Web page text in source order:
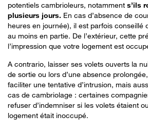
potentiels cambrioleurs, notamment s’ils
plusieurs jours. En cas d’absence de
heures en journée), il est parfois conseillé
au moins en partie. De l’extérieur, cette
l’impression que votre logement est
A contrario, laisser ses volets ouverts la
de sortie ou lors d’une absence
faciliter une tentative d’intrusion, mais
cas de cambriolage : certaines
refuser d’indemniser si les volets étaient
logement était inoccupé.